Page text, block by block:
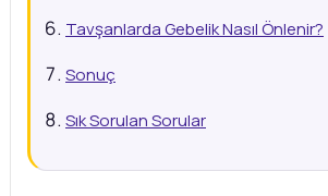
Tavşanlarda Gebelik Nasıl Önlenir?
Sonuç
Sık Sorulan Sorular